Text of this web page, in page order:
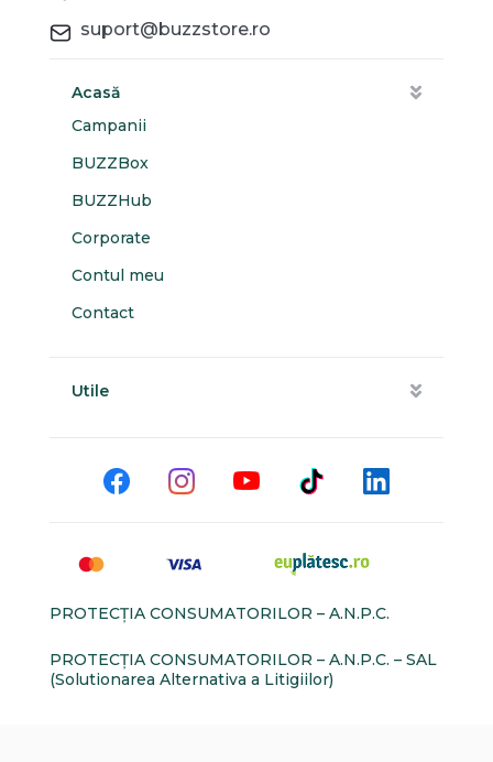
suport@buzzstore.ro
Acasă
Campanii
BUZZBox
BUZZHub
Corporate
Contul meu
Contact
Utile
PROTECŢIA CONSUMATORILOR – A.N.P.C.
PROTECŢIA CONSUMATORILOR – A.N.P.C. – SAL
(Solutionarea Alternativa a Litigiilor)